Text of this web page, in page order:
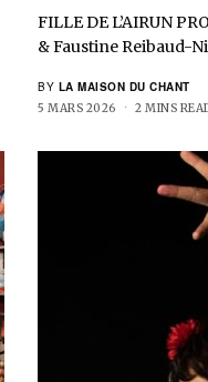
FILLE DE L’AIRUN
& Faustine Reibaud-
BY LA MAISON DU CHANT
5 MARS 2026 2 MINS